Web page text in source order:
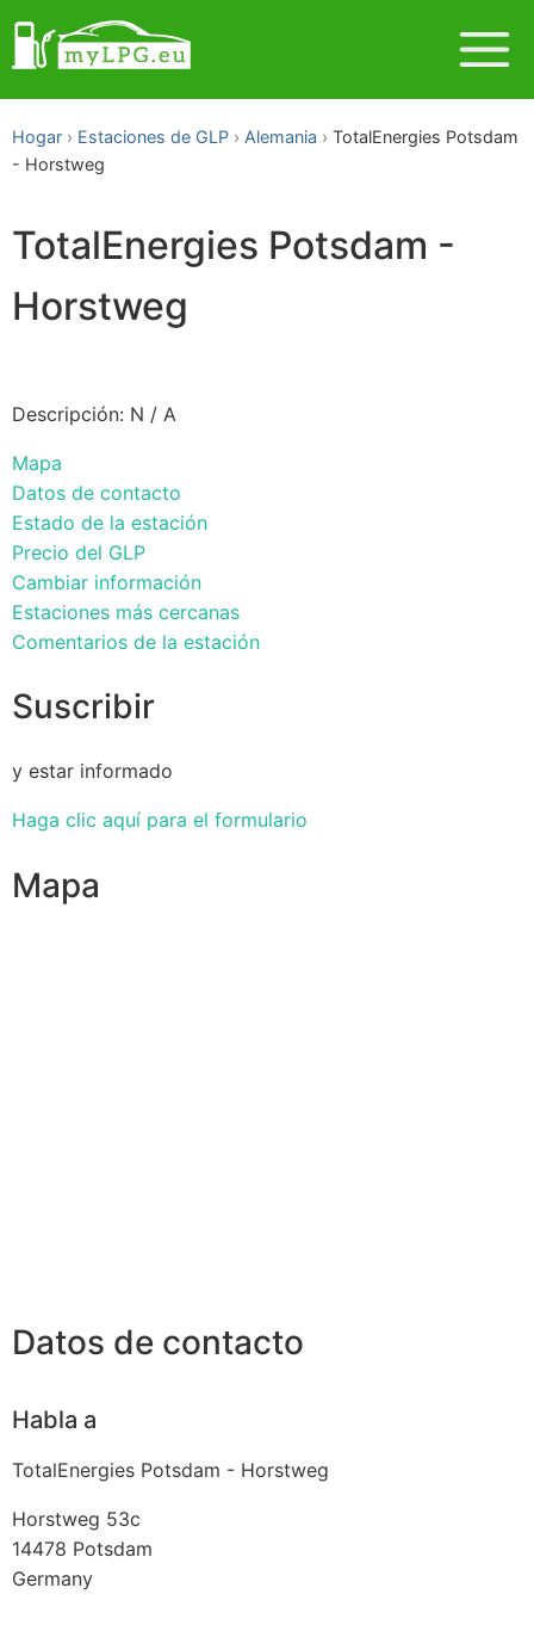
Hogar Estaciones de GLP Alemania
TotalEnergies Potsdam
- Horstweg
TotalEnergies Potsdam -
Horstweg
Descripción: N / A
Mapa
Datos de contacto
Estado de la estación
Precio del GLP
Cambiar información
Estaciones más cercanas
Comentarios de la estación
Suscribir
y estar informado
Haga clic aquí para el formulario
Mapa
Datos de contacto
Habla a
TotalEnergies Potsdam - Horstweg
Horstweg 53c
14478 Potsdam
Germany